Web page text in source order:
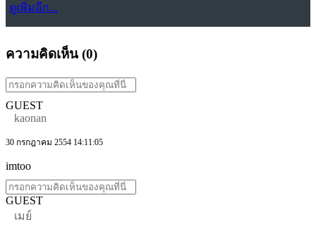
ดูเพิ่มอีก...
ความคิดเห็น (0)
GUEST
kaonan
30 กรกฎาคม 2554 14:11:05
imtoo
GUEST
เมย์